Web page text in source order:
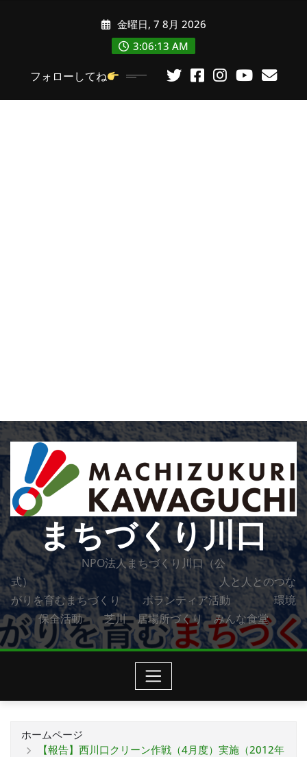
に
金曜日, 7 8月 2026
3:06:14 AM
フォローしてね
まちづくり川口
NPO法人まちづくり川口（公
式） 人と人とのつな
がりを育むまちづくり ボランティア活動 環境
保全活動 芝川 居場所づくり みんな食堂
ホームページ
【報告】西川口クリーン作戦（4月度）実施（2012年